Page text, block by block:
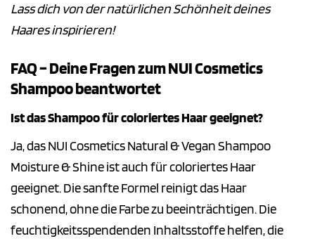
Lass dich von der natürlichen Schönheit deines
Haares inspirieren!
FAQ – Deine Fragen zum NUI Cosmetics
Shampoo beantwortet
Ist das Shampoo für coloriertes Haar geeignet?
Ja, das NUI Cosmetics Natural & Vegan Shampoo
Moisture & Shine ist auch für coloriertes Haar
geeignet. Die sanfte Formel reinigt das Haar
schonend, ohne die Farbe zu beeinträchtigen. Die
feuchtigkeitsspendenden Inhaltsstoffe helfen, die